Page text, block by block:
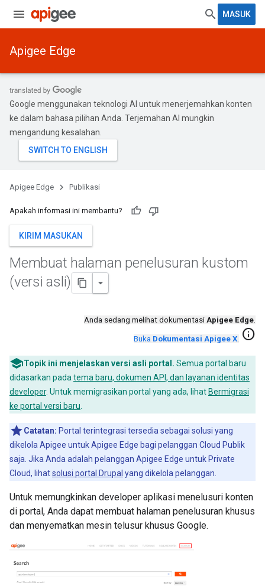
MASUK
Apigee Edge
Google menggunakan teknologi AI untuk menerjemahkan konten
ke dalam bahasa pilihan Anda. Terjemahan AI mungkin
mengandung kesalahan.
Apigee Edge Publikasi
Apakah informasi ini membantu?
KIRIM MASUKAN
Membuat halaman penelusuran kustom
(versi asli)
Anda sedang melihat dokumentasi Apigee Edge.
Buka Dokumentasi Apigee X. info
Topik ini menjelaskan versi asli portal. Semua portal baru
didasarkan pada tema baru, dokumen API, dan layanan identitas
developer. Untuk memigrasikan portal yang ada, lihat Bermigrasi
ke portal versi baru
Catatan: Portal terintegrasi tersedia sebagai solusi yang
dikelola Apigee untuk Apigee Edge bagi pelanggan Cloud Publik
saja. Jika Anda adalah pelanggan Apigee Edge untuk Private
Cloud, lihatsolusi portal Drupal yang dikelola pelanggan.
Untuk memungkinkan developer aplikasi menelusuri konten
di portal, Anda dapat membuat halaman penelusuran khusus
dan menyematkan mesin telusur khusus Google.